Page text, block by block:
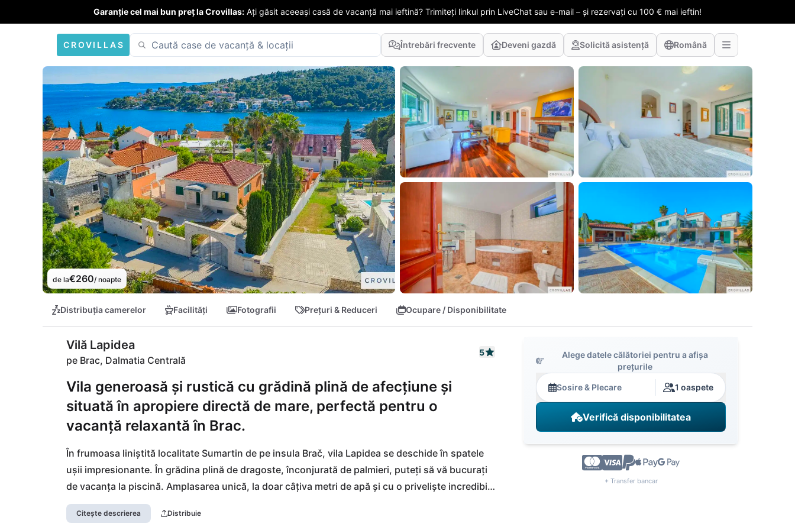
Garanție cel mai bun preț la Crovillas: Ați găsit aceeași casă de vacanță mai ieftină? Trimiteți linkul prin LiveChat sau e-mail – și rezervați cu 100 € mai ieftin!
CROVILLAS Întrebări frecvente Deveni gazdă Solicită asistență Română
de la€260/ noapte
Distribuția camerelor Facilități Fotografii Prețuri & Reduceri Ocupare / Disponibilitate
Vilă Lapidea
pe Brac, Dalmatia Centrală
5
Vila generoasă și rustică cu grădină plină de afecțiune și
situată în apropiere directă de mare, perfectă pentru o
vacanță relaxantă în Brac.
În frumoasa liniștită localitate Sumartin de pe insula Brač, vila Lapidea se deschide în spatele
ușii impresionante. În grădina plină de dragoste, înconjurată de palmieri, puteți să vă bucurați
de vacanța la piscină. Amplasarea unică, la doar câțiva metri de apă și cu o priveliște incredibilă
către port, este un punct culminant absolut. Portul constituie centrul micului și popularului
oraș Sumartin, unde vă așteaptă delicii tradiționale în restaurantele tipice locale. Plajele le
Citește descrierea Distribuie
Alege datele călătoriei pentru a afișa
prețurile
Sosire & Plecare 1 oaspete
Verifică disponibilitatea
+ Transfer bancar